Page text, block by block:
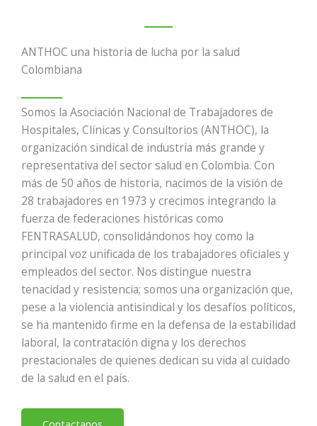
ANTHOC una historia de lucha por la salud
Colombiana
Somos la Asociación Nacional de Trabajadores de
Hospitales, Clínicas y Consultorios (ANTHOC), la
organización sindical de industria más grande y
representativa del sector salud en Colombia. Con
más de 50 años de historia, nacimos de la visión de
28 trabajadores en 1973 y crecimos integrando la
fuerza de federaciones históricas como
FENTRASALUD, consolidándonos hoy como la
principal voz unificada de los trabajadores oficiales y
empleados del sector. Nos distingue nuestra
tenacidad y resistencia; somos una organización que,
pese a la violencia antisindical y los desafíos políticos,
se ha mantenido firme en la defensa de la estabilidad
laboral, la contratación digna y los derechos
prestacionales de quienes dedican su vida al cuidado
de la salud en el país.